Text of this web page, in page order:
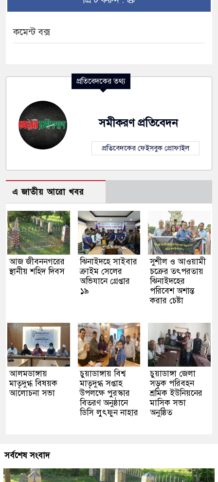
কমেন্ট বক্স
প্রতিবেদকের তথ্য
সমীকরণ প্রতিবেদন
প্রতিবেদকের ফেইসবুক প্রোফাইল
এ জাতীয় আরো খবর
আজ জীবননগরের
স্থানীয় শহিদ দিবস
ঝিনাইদহে সাইবার
ক্রাইম সেলের
অভিযানে গ্রেপ্তার
১৯
সুশীল ও আওয়ামী
চক্রের তৎপরতায়
ঝিনাইদহের
পরিবেশ অশান্ত
করার চেষ্টা
আলমডাঙ্গায়
মাতৃদুগ্ধ বিষয়ক
আলোচনা সভা
চুয়াডাঙ্গায় বিশ্ব
মাতৃদুগ্ধ সপ্তাহ
উপলক্ষে পুরস্কার
বিতরণ অনুষ্ঠানে
ডিসি লুৎফুন নাহার
চুয়াডাঙ্গা জেলা
সড়ক পরিবহন
শ্রমিক ইউনিয়নের
মাসিক সভা
অনুষ্ঠিত
সর্বশেষ সংবাদ